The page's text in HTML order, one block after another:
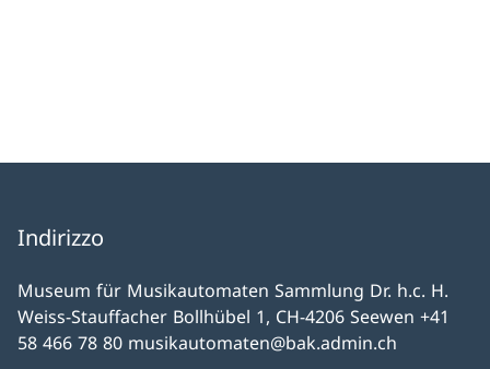
Indirizzo
Museum für Musikautomaten Sammlung Dr. h.c. H.
Weiss-Stauffacher Bollhübel 1, CH-4206 Seewen +41
58 466 78 80 musikautomaten@bak.admin.ch